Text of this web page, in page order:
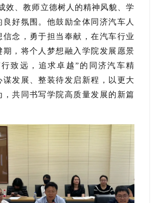
效、教师立德树人的精神风貌、学
良好氛围。他鼓励全体同济汽车人
信念，勇于担当奉献，在汽车行业
期，将个人梦想融入学院发展愿景
致远，追求卓越”的同济汽车精
谋发展、整装待发启新程，以更大
，共同书写学院高质量发展的新篇